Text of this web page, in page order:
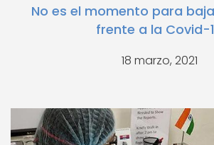
No es el momento para
frente a la Covid-
18 marzo, 2021